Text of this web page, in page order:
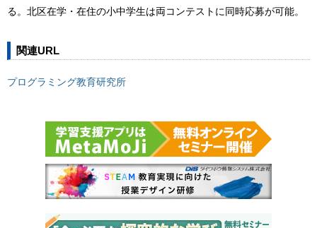
る。北区在学・在住の小中学生は両コンテストに同時応募が可能。
関連URL
プログラミング教育研究所